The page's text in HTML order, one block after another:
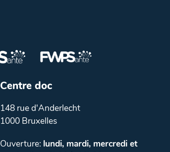
Centre doc
148 rue d'Anderlecht
1000 Bruxelles
Ouverture: lundi, mardi, mercredi et